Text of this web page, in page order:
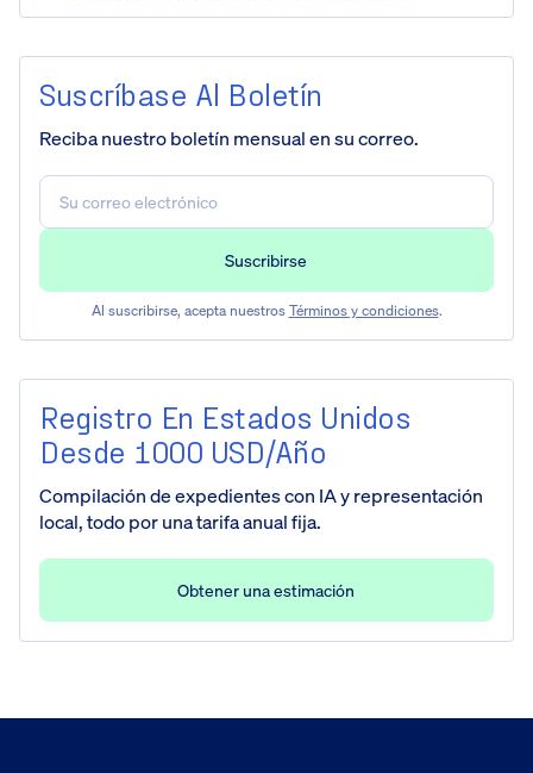
Suscríbase Al Boletín
Reciba nuestro boletín mensual en su correo.
Al suscribirse, acepta nuestros Términos y condiciones.
Registro En Estados Unidos
Desde 1000 USD/año
Compilación de expedientes con IA y representación
local, todo por una tarifa anual fija.
Obtener una estimación